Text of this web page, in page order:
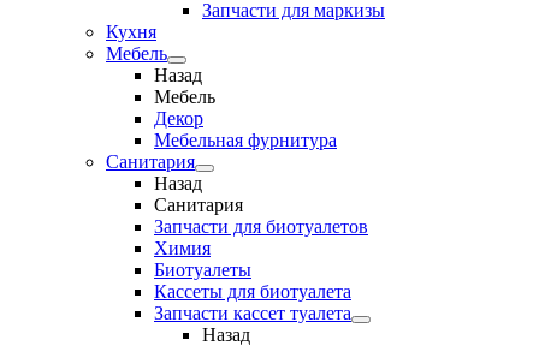
Запчасти для маркизы
Кухня
Мебель
Назад
Мебель
Декор
Мебельная фурнитура
Санитария
Назад
Санитария
Запчасти для биотуалетов
Химия
Биотуалеты
Кассеты для биотуалета
Запчасти кассет туалета
Назад